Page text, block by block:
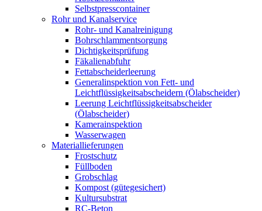
Selbstpresscontainer
Rohr und Kanalservice
Rohr- und Kanalreinigung
Bohrschlammentsorgung
Dichtigkeitsprüfung
Fäkalienabfuhr
Fettabscheiderleerung
Generalinspektion von Fett- und
Leichtflüssigkeitsabscheidern (Ölabscheider)
Leerung Leichtflüssigkeitsabscheider
(Ölabscheider)
Kamerainspektion
Wasserwagen
Materiallieferungen
Frostschutz
Füllboden
Grobschlag
Kompost (gütegesichert)
Kultursubstrat
RC-Beton